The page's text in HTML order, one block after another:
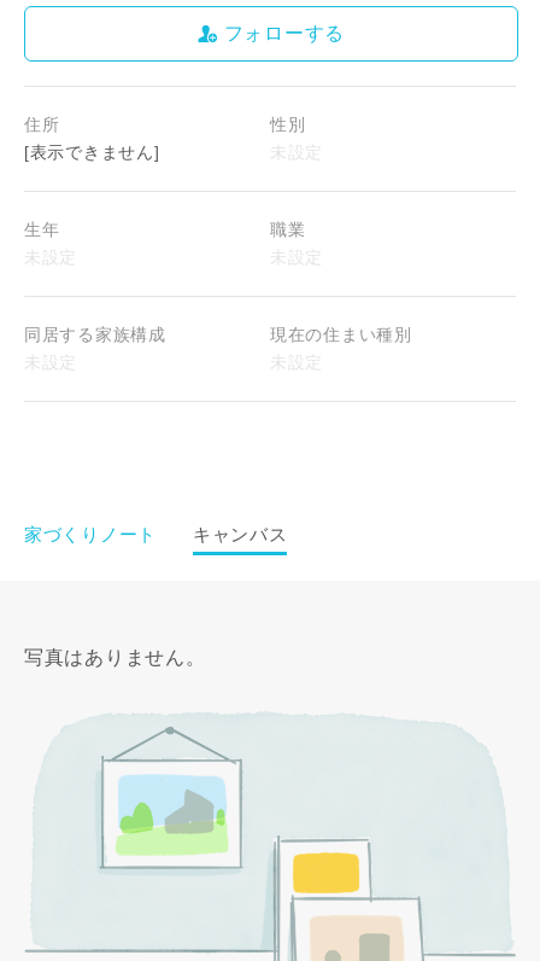
フォローする
住所
[表示できません]
性別
生年 職業
同居する家族構成 現在の住まい種別
家づくりノート キャンバス
写真はありません。
閉じる
閉じる